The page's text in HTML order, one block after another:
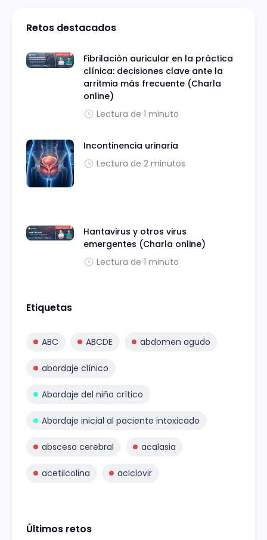
Retos destacados
Fibrilación auricular en la práctica
clínica: decisiones clave ante la
arritmia más frecuente (Charla
online)
Lectura de 1 minuto
Incontinencia urinaria
Lectura de 2 minutos
Hantavirus y otros virus
emergentes (Charla online)
Lectura de 1 minuto
Etiquetas
ABC ABCDE abdomen agudo
abordaje clínico
Abordaje del niño crítico
Abordaje inicial al paciente intoxicado
absceso cerebral acalasia
acetilcolina aciclovir
Últimos retos